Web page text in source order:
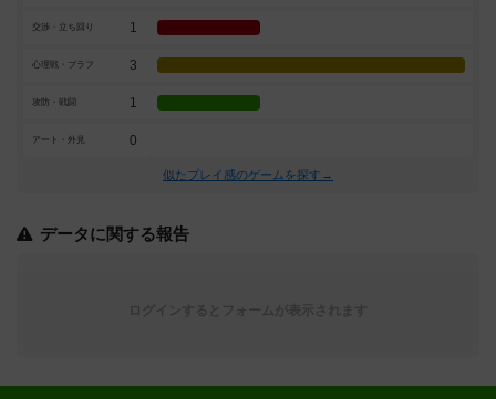
交渉・立ち回り 1
心理戦・ブラフ 3
攻防・戦闘 1
アート・外見 0
似たプレイ感のゲームを探す→
データに関する報告